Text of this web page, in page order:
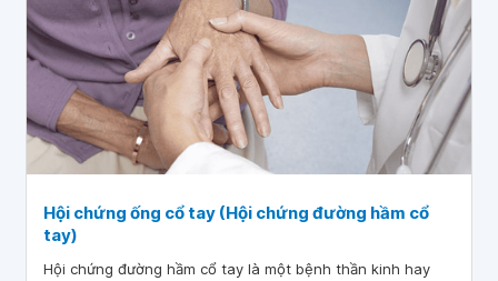
Hội chứng ống cổ tay (Hội chứng đường hầm cổ
tay)
Hội chứng đường hầm cổ tay là một bệnh thần kinh hay